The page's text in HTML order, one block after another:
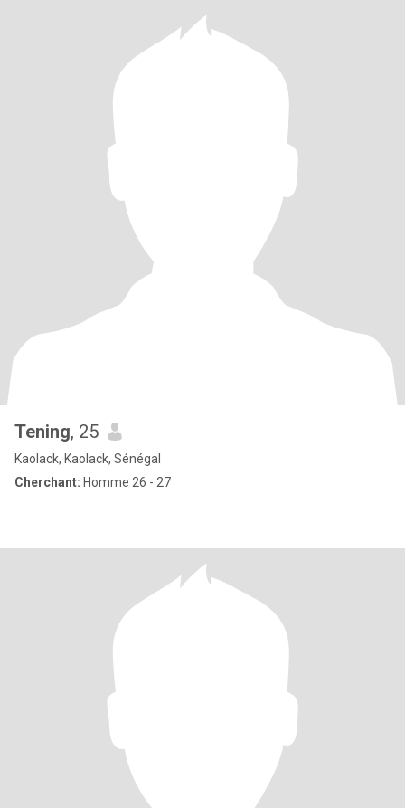
Tening, 25
Kaolack, Kaolack, Sénégal
Cherchant: Homme 26 - 27